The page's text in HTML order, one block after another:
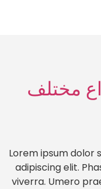
مختلف
Lorem ipsum dolor
adipiscing elit.
viverra. Umero